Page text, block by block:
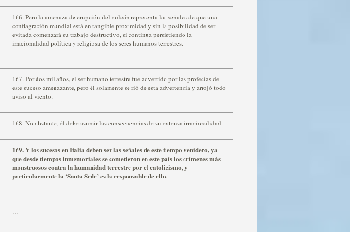
166. Pero la amenaza de erupción del volcán representa las señales de que una
conflagración mundial está en tangible proximidad y sin la posibilidad de ser
evitada comenzará su trabajo destructivo, si continua persistiendo la
irracionalidad política y religiosa de los seres humanos terrestres.
167. Por dos mil años, el ser humano terrestre fue advertido por las profecías de
este suceso amenazante, pero él solamente se rió de esta advertencia y arrojó todo
aviso al viento.
168. No obstante, él debe asumir las consecuencias de su extensa irracionalidad
169. Y los sucesos en Italia deben ser las señales de este tiempo venidero, ya
que desde tiempos inmemoriales se cometieron en este país los crímenes más
monstruosos contra la humanidad terrestre por el catolicismo, y
particularmente la ‘Santa Sede’ es la responsable de ello.
…